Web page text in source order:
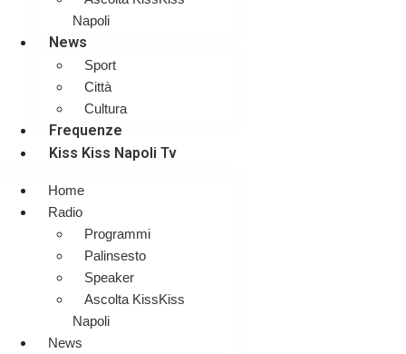
Napoli
News
Sport
Città
Cultura
Frequenze
Kiss Kiss Napoli Tv
Home
Radio
Programmi
Palinsesto
Speaker
Ascolta KissKiss
Napoli
News